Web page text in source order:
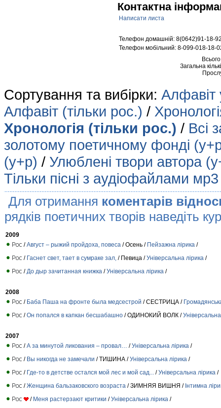
Контактна
Написати листа
Телефон домашній: 8(0642)91-18-
Телефон мобільний: 8-099-018-18-
Загальна
Сортування та вибірки: Алфавіт
Алфавіт (тільки рос.) /
Хронологія (тільки рос.) / Всі
золотому поетичному фонді
(у+р) / Улюблені твори автора
Тільки пісні з аудіофайлами
Для отримання коментарів
рядків поетичних творів наведіть
2009
/Август – рыжий пройдоха, повеса / Осень / Пейзажна лірика /
/ Гаснет свет, тает в сумраке зал, / Певица /Універсальна лірика /
/ До дыр зачитанная книжка /Універсальна лірика /
2008
/ Баба Паша на фронте была медсестрой / СЕСТРИЦА /
/Он попался в капкан бесшабашно / ОДИНОКИЙ ВОЛК /
2007
/А за минутой ликования – провал… /Універсальна лірика /
/ Вы никогда не замечали / ТИШИНА /Універсальна лірика /
/ Где-то в детстве остался мой лес и мой сад... /Універсальна лірика /
/Женщина бальзаковского возраста / ЗИМНЯЯ ВИШНЯ / Інтимна
/ Меня растерзают критики /Універсальна лірика /